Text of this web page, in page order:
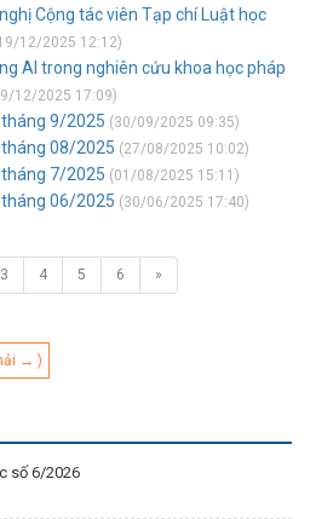
Cộng tác viên Tạp chí Luật học
12/2025 12:12)
AI trong nghiên cứu khoa học pháp
12/2025 17:09)
tháng 9/2025 (30/09/2025 09:35)
tháng 08/2025 (27/08/2025 10:02)
tháng 7/2025 (01/08/2025 15:11)
tháng 06/2025 (30/06/2025 17:40)
3 4 5 6 »
→ )
số 6/2026